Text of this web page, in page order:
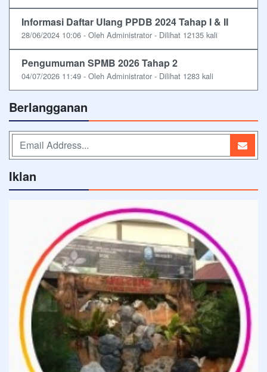
Informasi Daftar Ulang PPDB 2024 Tahap I & II
28/06/2024 10:06 - Oleh Administrator - Dilihat 12135 kali
Pengumuman SPMB 2026 Tahap 2
04/07/2026 11:49 - Oleh Administrator - Dilihat 1283 kali
Berlangganan
Iklan